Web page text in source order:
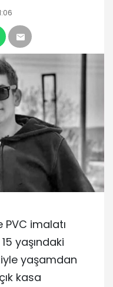
PVC imalatı
yaşındaki
yaşamdan
kasa